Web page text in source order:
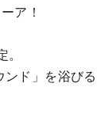
ア！
ド」を浴び